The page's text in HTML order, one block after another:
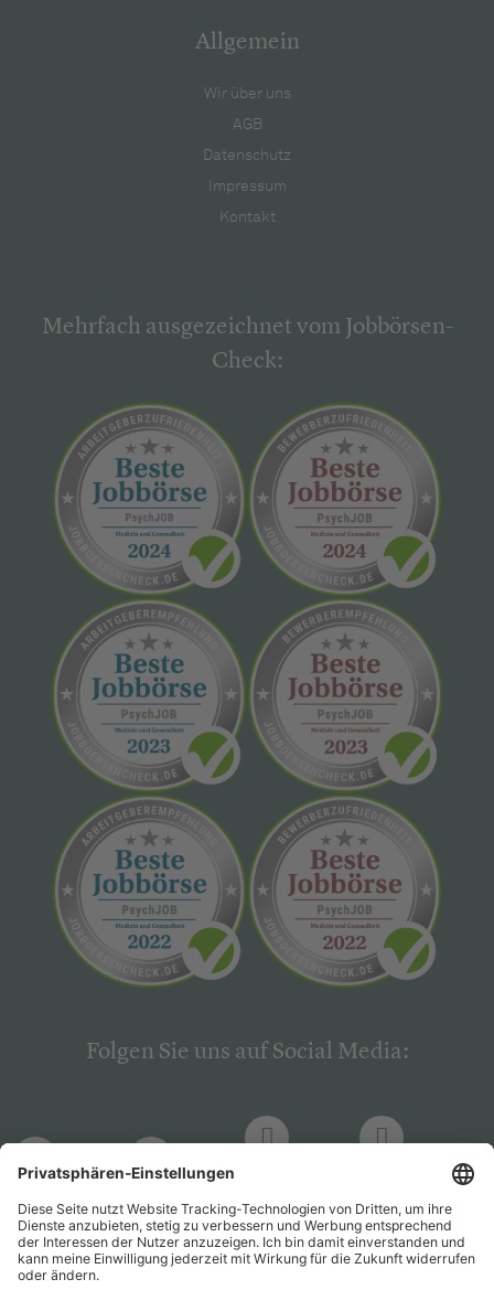
Allgemein
Wir über uns
AGB
Datenschutz
Impressum
Kontakt
Mehrfach ausgezeichnet vom Jobbörsen-
Check:
Folgen Sie uns auf Social Media:
PsychJOB PsychJOB
Hogrefe
Verlag
Hogrefe
Verlag